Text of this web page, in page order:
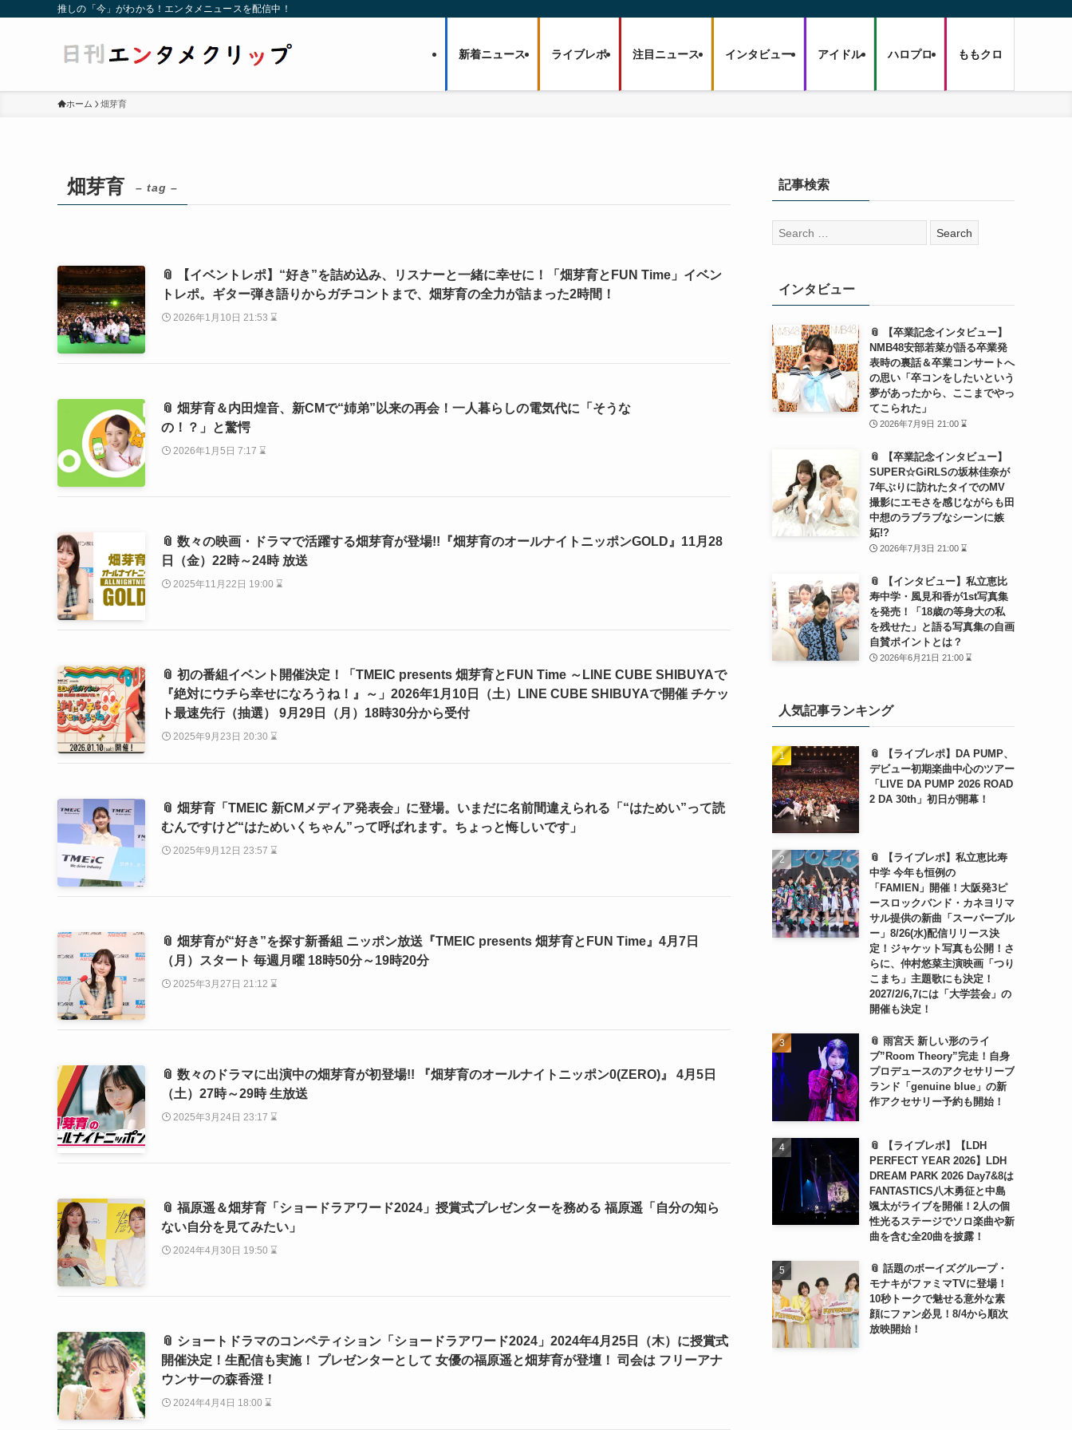
推しの「今」がわかる！エンタメニュースを配信中！
新着ニュース ライブレポ 注目ニュース インタビュー アイドル ハロプロ ももクロ
ホーム 畑芽育
畑芽育 – tag –
📎 【イベントレポ】“好き”を詰め込み、リスナーと一緒に幸せに！「畑芽育とFUN Time」イベン
トレポ。ギター弾き語りからガチコントまで、畑芽育の全力が詰まった2時間！
2026年1月10日 21:53 ⌛
📎 畑芽育＆内田煌音、新CMで“姉弟”以来の再会！一人暮らしの電気代に「そうな
の！？」と驚愕
2026年1月5日 7:17 ⌛
📎 数々の映画・ドラマで活躍する畑芽育が登場!!『畑芽育のオールナイトニッポンGOLD』11月28
日（金）22時～24時 放送
2025年11月22日 19:00 ⌛
📎 初の番組イベント開催決定！「TMEIC presents 畑芽育とFUN Time ～LINE CUBE SHIBUYAで
『絶対にウチら幸せになろうね！』～」2026年1月10日（土）LINE CUBE SHIBUYAで開催 チケッ
ト最速先行（抽選） 9月29日（月）18時30分から受付
2025年9月23日 20:30 ⌛
📎 畑芽育「TMEIC 新CMメディア発表会」に登場。いまだに名前間違えられる「“はためい”って読
むんですけど“はためいくちゃん”って呼ばれます。ちょっと悔しいです」
2025年9月12日 23:57 ⌛
📎 畑芽育が“好き”を探す新番組 ニッポン放送『TMEIC presents 畑芽育とFUN Time』4月7日
（月）スタート 毎週月曜 18時50分～19時20分
2025年3月27日 21:12 ⌛
📎 数々のドラマに出演中の畑芽育が初登場!! 『畑芽育のオールナイトニッポン0(ZERO)』 4月5日
（土）27時～29時 生放送
2025年3月24日 23:17 ⌛
📎 福原遥＆畑芽育「ショードラアワード2024」授賞式プレゼンターを務める 福原遥「自分の知ら
ない自分を見てみたい」
2024年4月30日 19:50 ⌛
📎 ショートドラマのコンペティション「ショードラアワード2024」2024年4月25日（木）に授賞式
開催決定！生配信も実施！ プレゼンターとして 女優の福原遥と畑芽育が登壇！ 司会は フリーアナ
ウンサーの森香澄！
2024年4月4日 18:00 ⌛
記事検索
検
索:
インタビュー
📎 【卒業記念インタビュー】
NMB48安部若菜が語る卒業発
表時の裏話＆卒業コンサートへ
の思い「卒コンをしたいという
夢があったから、ここまでやっ
てこられた」
2026年7月9日 21:00 ⌛
📎 【卒業記念インタビュー】
SUPER☆GiRLSの坂林佳奈が
7年ぶりに訪れたタイでのMV
撮影にエモさを感じながらも田
中想のラブラブなシーンに嫉
妬!?
2026年7月3日 21:00 ⌛
📎 【インタビュー】私立恵比
寿中学・風見和香が1st写真集
を発売！「18歳の等身大の私
を残せた」と語る写真集の自画
自賛ポイントとは？
2026年6月21日 21:00 ⌛
人気記事ランキング
📎 【ライブレポ】DA PUMP、
デビュー初期楽曲中心のツアー
「LIVE DA PUMP 2026 ROAD
2 DA 30th」初日が開幕！
📎 【ライブレポ】私立恵比寿
中学 今年も恒例の
「FAMIEN」開催！大阪発3ピ
ースロックバンド・カネヨリマ
サル提供の新曲「スーパーブル
ー」8/26(水)配信リリース決
定！ジャケット写真も公開！さ
らに、仲村悠菜主演映画「つり
こまち」主題歌にも決定！
2027/2/6,7には「大学芸会」の
開催も決定！
📎 雨宮天 新しい形のライ
ブ”Room Theory”完走！自身
プロデュースのアクセサリーブ
ランド「genuine blue」の新
作アクセサリー予約も開始！
📎 【ライブレポ】【LDH
PERFECT YEAR 2026】LDH
DREAM PARK 2026 Day7&8は
FANTASTICS八木勇征と中島
颯太がライブを開催！2人の個
性光るステージでソロ楽曲や新
曲を含む全20曲を披露！
📎 話題のボーイズグループ・
モナキがファミマTVに登場！
10秒トークで魅せる意外な素
顔にファン必見！8/4から順次
放映開始！